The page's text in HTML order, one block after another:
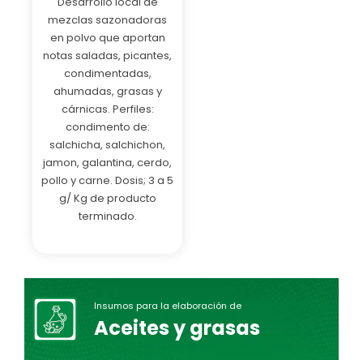
mezclas sazonadoras
en polvo que aportan
notas saladas, picantes,
condimentadas,
ahumadas, grasas y
cárnicas. Perfiles:
condimento de:
salchicha, salchichon,
jamon, galantina, cerdo,
pollo y carne. Dosis; 3 a 5
g/ Kg de producto
terminado.
Insumos para la elaboración de
Aceites y grasas